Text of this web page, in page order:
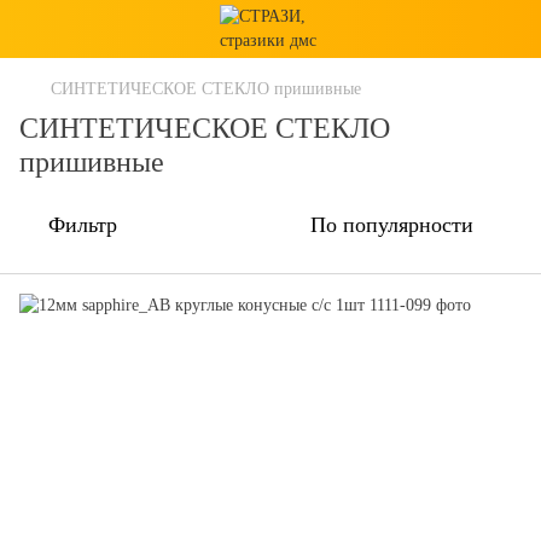
СИНТЕТИЧЕСКОЕ СТЕКЛО пришивные
СИНТЕТИЧЕСКОЕ СТЕКЛО
пришивные
Фильтр По популярности